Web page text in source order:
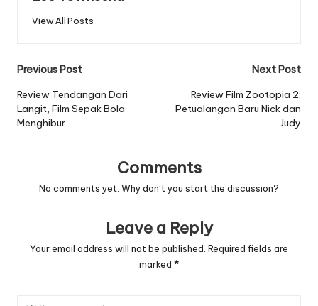
View All Posts
Post
navigation
Previous Post
Review Tendangan Dari
Langit, Film Sepak Bola
Menghibur
Next Post
Review Film Zootopia 2:
Petualangan Baru Nick dan
Judy
Comments
No comments yet. Why don’t you start the discussion?
Leave a Reply
Your email address will not be published. Required fields are
marked *